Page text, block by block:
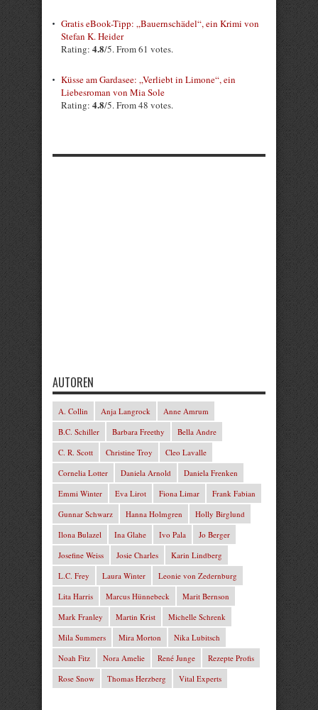
Gratis eBook-Tipp: „Bauernschädel“, ein Krimi von
Stefan K. Heider
Rating: 4.8/5. From 61 votes.
Küsse am Gardasee: „Verliebt in Limone“, ein
Liebesroman von Mia Sole
Rating: 4.8/5. From 48 votes.
AUTOREN
A. Collin Anja Langrock
Anne Amrum
B.C. Schiller
Barbara Freethy
Bella Andre
C. R. Scott
Christine Troy
Cleo Lavalle
Cornelia Lotter
Daniela Arnold
Daniela Frenken
Emmi Winter
Eva Lirot Fiona Limar
Frank Fabian
Gunnar Schwarz
Hanna Holmgren
Holly Birglund
Ilona Bulazel
Ina Glahe Ivo Pala
Jo Berger
Josefine Weiss
Josie Charles
Karin Lindberg
L.C. Frey
Laura Winter
Leonie von Zedernburg
Lita Harris
Marcus Hünnebeck
Marit Bernson
Mark Franley
Martin Krist
Michelle Schrenk
Mila Summers
Mira Morton
Nika Lubitsch
Noah Fitz
Nora Amelie René Junge
Rezepte Profis
Rose Snow
Thomas Herzberg Vital Experts